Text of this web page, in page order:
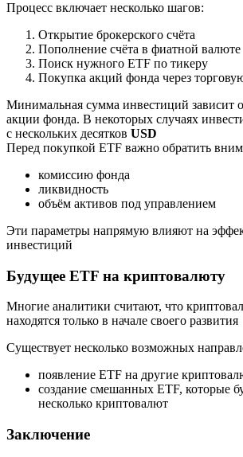
Процесс включает несколько шагов:
Открытие брокерского счёта
Пополнение счёта в фиатной валюте
Поиск нужного ETF по тикеру
Покупка акций фонда через
Минимальная сумма инвестиций зависит
акции фонда. В некоторых случаях
с нескольких десятков USD
Перед покупкой ETF важно обратить
комиссию фонда
ликвидность
объём активов под управлением
Эти параметры напрямую влияют на
инвестиций
Будущее ETF на криптовалюту
Многие аналитики считают, что
находятся только в начале своего развития
Существует несколько возможных
появление ETF на другие
создание смешанных ETF, которые
несколько криптовалют
Заключение